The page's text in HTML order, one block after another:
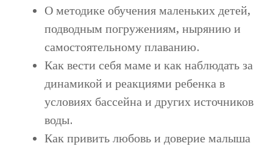
О методике обучения маленьких детей,
подводным погружениям, нырянию и
самостоятельному плаванию.
Как вести себя маме и как наблюдать за
динамикой и реакциями ребенка в
условиях бассейна и других источников
воды.
Как привить любовь и доверие малыша